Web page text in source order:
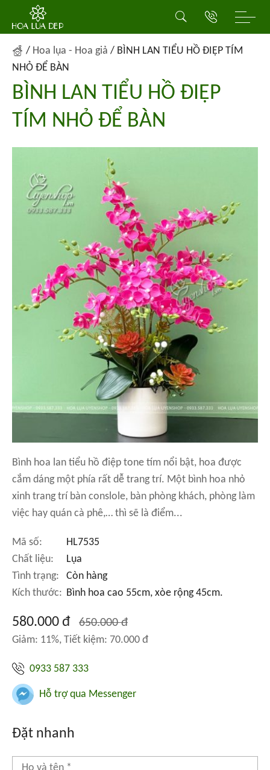
/ Hoa lụa - Hoa giả / BÌNH LAN TIỂU HỒ ĐIỆP TÍM
NHỎ ĐỂ BÀN
BÌNH LAN TIỂU HỒ ĐIỆP
TÍM NHỎ ĐỂ BÀN
Bình hoa lan tiểu hồ điệp tone tím nổi bật, hoa được
cắm dáng một phía rất dễ trang trí. Một bình hoa nhỏ
xinh trang trí bàn conslole, bàn phòng khách, phòng làm
việc hay quán cà phê,… thì sẽ là điểm...
Mã số:
HL7535
Chất liệu:
Lụa
Tình trạng:
Còn hàng
Kích thước: Bình hoa cao 55cm, xòe rộng 45cm.
580.000 đ 650.000 đ
Giảm: 11%, Tiết kiệm: 70.000 đ
0933 587 333
Hỗ trợ qua Messenger
Đặt nhanh